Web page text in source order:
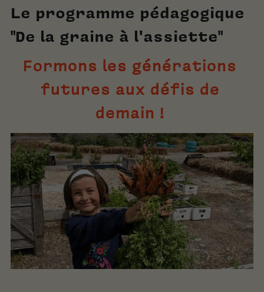
Le programme pédagogique
"De la graine à l'assiette"
Formons les générations
futures aux défis de
demain !